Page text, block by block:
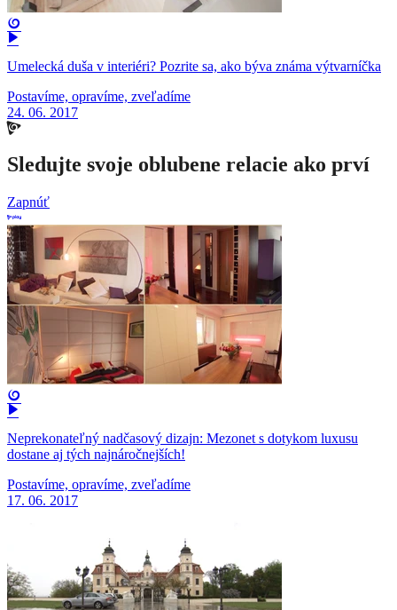
Umelecká duša v interiéri? Pozrite sa, ako býva známa výtvarníčka
Postavíme, opravíme, zveľadíme
24. 06. 2017
Sledujte svoje oblubene relacie ako prví
Zapnúť
Neprekonateľný nadčasový dizajn: Mezonet s dotykom luxusu
dostane aj tých najnáročnejších!
Postavíme, opravíme, zveľadíme
17. 06. 2017